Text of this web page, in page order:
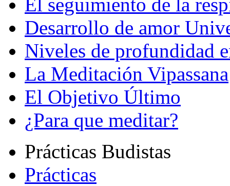
Desarrollo de amor
Niveles de profundidad
La Meditación Vipassana
El Objetivo Último
¿Para que meditar?
Prácticas Budistas
Prácticas